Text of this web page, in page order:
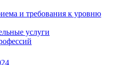
и требования к уровню
услуги